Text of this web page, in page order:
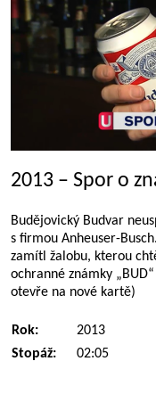
2013 – Spor o
Budějovický Budvar
s firmou Anheuser-
zamítl žalobu, kterou
ochranné známky
otevře na nové kartě)
Rok:
2013
Stopáž:
02:05